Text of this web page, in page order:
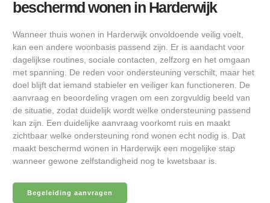
beschermd wonen in Harderwijk
Wanneer thuis wonen in Harderwijk onvoldoende veilig voelt,
kan een andere woonbasis passend zijn. Er is aandacht voor
dagelijkse routines, sociale contacten, zelfzorg en het omgaan
met spanning. De reden voor ondersteuning verschilt, maar het
doel blijft dat iemand stabieler en veiliger kan functioneren. De
aanvraag en beoordeling vragen om een zorgvuldig beeld van
de situatie, zodat duidelijk wordt welke ondersteuning passend
kan zijn. Een duidelijke aanvraag voorkomt ruis en maakt
zichtbaar welke ondersteuning rond wonen echt nodig is. Dat
maakt beschermd wonen in Harderwijk een mogelijke stap
wanneer gewone zelfstandigheid nog te kwetsbaar is.
Begeleiding aanvragen